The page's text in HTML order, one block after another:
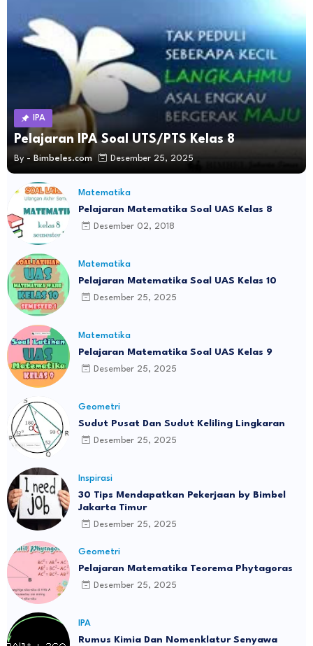
IPA
Pelajaran IPA Soal UTS/PTS Kelas 8
By - Bimbeles.com Desember 25, 2025
Matematika
Pelajaran Matematika Soal UAS Kelas 8
Desember 02, 2018
Matematika
Pelajaran Matematika Soal UAS Kelas 10
Desember 25, 2025
Matematika
Pelajaran Matematika Soal UAS Kelas 9
Desember 25, 2025
Geometri
Sudut Pusat Dan Sudut Keliling Lingkaran
Desember 25, 2025
Inspirasi
30 Tips Mendapatkan Pekerjaan by Bimbel
Jakarta Timur
Desember 25, 2025
Geometri
Pelajaran Matematika Teorema Phytagoras
Desember 25, 2025
IPA
Rumus Kimia Dan Nomenklatur Senyawa